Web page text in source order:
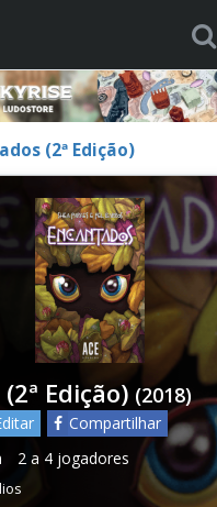
(2ª Edição)
Edição) (2018)
Compartilhar
2 a 4 jogadores